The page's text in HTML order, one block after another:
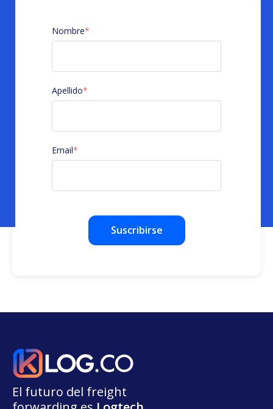
Nombre*
Apellido*
Email*
El futuro del freight